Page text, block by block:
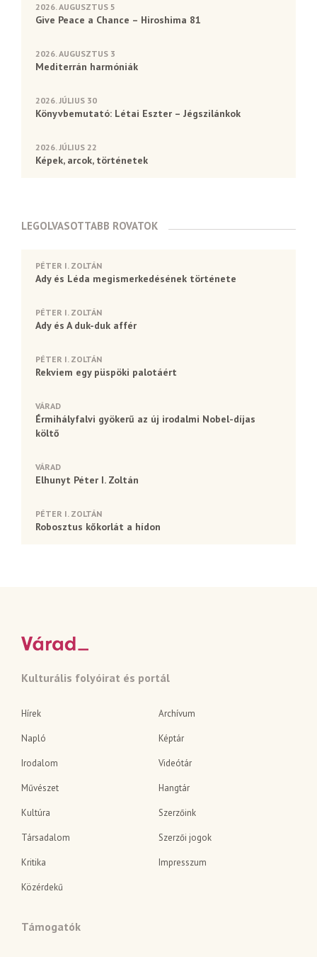
2026. AUGUSZTUS 5
Give Peace a Chance – Hiroshima 81
2026. AUGUSZTUS 3
Mediterrán harmóniák
2026. JÚLIUS 30
Könyvbemutató: Létai Eszter – Jégszilánkok
2026. JÚLIUS 22
Képek, arcok, történetek
LEGOLVASOTTABB ROVATOK
PÉTER I. ZOLTÁN
Ady és Léda megismerkedésének története
PÉTER I. ZOLTÁN
Ady és A duk-duk affér
PÉTER I. ZOLTÁN
Rekviem egy püspöki palotáért
VÁRAD
Érmihályfalvi gyökerű az új irodalmi Nobel-díjas
költő
VÁRAD
Elhunyt Péter I. Zoltán
PÉTER I. ZOLTÁN
Robosztus kőkorlát a hídon
Kulturális folyóirat és portál
Hírek
Napló
Irodalom
Művészet
Kultúra
Társadalom
Kritika
Közérdekű
Archívum
Képtár
Videótár
Hangtár
Szerzőink
Szerzői jogok
Impresszum
Támogatók